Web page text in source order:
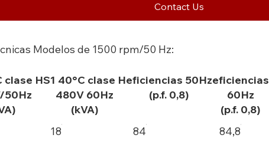
Contact Us
Modelos de 1500 rpm/50 Hz:
clase H
50Hz
S1 40°C clase H
480V 60Hz
(kVA)
eficiencias 50Hz
(p.f. 0,8)
eficiencias
60Hz
(p.f. 0,8)
18 84 84,8